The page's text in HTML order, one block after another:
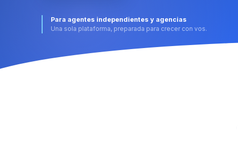
Para agentes independientes y agencias
Una sola plataforma, preparada para crecer con vos.